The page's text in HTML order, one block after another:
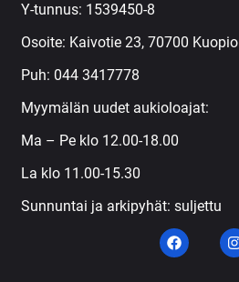
Y-tunnus: 1539450-8
Osoite: Kaivotie 23, 70700 Kuopio
Puh: 044 3417778
Myymälän uudet aukioloajat:
Ma – Pe klo 12.00-18.00
La klo 11.00-15.30
Sunnuntai ja arkipyhät: suljettu